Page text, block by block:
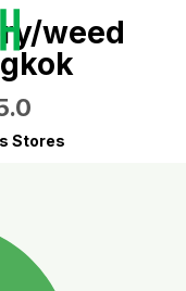
weed
Stores